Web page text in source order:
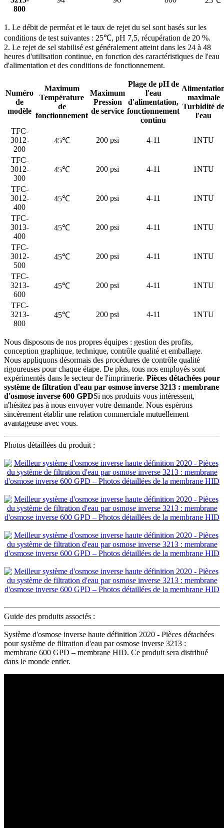
800
1. Le débit de perméat et le taux de rejet du sel sont basés sur les
conditions de test suivantes : 25℃, pH 7,5, récupération de 20 %.
2. Le rejet de sel stabilisé est généralement atteint dans les 24 à 48
heures d'utilisation continue, en fonction des caractéristiques de l'eau
d'alimentation et des conditions de fonctionnement.
Numéro
de
modèle
Maximum
Température
de
fonctionnement
Maximum
Pression
de service
Plage de pH de
l'eau
d'alimentation,
fonctionnement
continu
maximale
Turbidité de
l'eau
TFC-
3012-
200
45℃ 200 psi 4-11 1NTU
TFC-
3012-
300
45℃ 200 psi 4-11 1NTU
TFC-
3012-
400
45℃ 200 psi 4-11 1NTU
TFC-
3013-
400
45℃ 200 psi 4-11 1NTU
TFC-
3012-
500
45℃ 200 psi 4-11 1NTU
TFC-
3213-
600
45℃ 200 psi 4-11 1NTU
TFC-
3213-
800
45℃ 200 psi 4-11 1NTU
Nous disposons de nos propres équipes : gestion des profits,
conception graphique, technique, contrôle qualité et emballage.
Nous appliquons désormais des procédures de contrôle qualité
rigoureuses pour chaque étape. De plus, tous nos employés sont
expérimentés dans le secteur de l'imprimerie. Pièces détachées pour
système de filtration d'eau par osmose inverse 3213 : membrane
d'osmose inverse 600 GPDSi nos produits vous intéressent,
n'hésitez pas à nous envoyer votre demande. Nous espérons
sincèrement établir une relation commerciale mutuellement
avantageuse avec vous.
Photos détaillées du produit :
Guide des produits associés :
Système d'osmose inverse haute définition 2020 - Pièces détachées
pour système de filtration d'eau par osmose inverse 3213 :
membrane 600 GPD – membrane HID. Ce produit sera distribué
dans le monde entier.